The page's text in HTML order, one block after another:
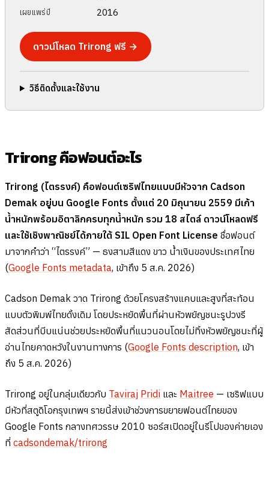
เผยแพร่ปี 2016
ดาวน์โหลด Trirong ฟรี →
วิธีติดตั้งและใช้งาน
Trirong คือฟอนต์อะไร
Trirong (ไตรรงค์) คือฟอนต์เซริฟไทยแบบมีหัวจาก Cadson
Demak อยู่บน Google Fonts ตั้งแต่ 20 มิถุนายน 2559 มีเก้า
น้ำหนักพร้อมอิตาลิกครบทุกน้ำหนัก รวม 18 สไตล์ ดาวน์โหลดฟรี
และใช้เชิงพาณิชย์ได้ภายใต้ SIL Open Font License ชื่อฟอนต์
มาจากคำว่า “ไตรรงค์” — ธงสามสีแดง ขาว น้ำเงินของประเทศไทย
(Google Fonts metadata, เข้าถึง 5 ส.ค. 2026)
Cadson Demak วาด Trirong ด้วยโครงสร้างแคบและสูงที่สะท้อน
แบบตัวพิมพ์ไทยดั้งเดิม โดยประหยัดพื้นที่ผ่านหัวพยัญชนะรูปวงรี
สัดส่วนที่บีบแน่นช่วยประหยัดพื้นที่แนวนอนโดยไม่ทิ้งหัวพยัญชนะที่ผู้
อ่านไทยคาดหวังในงานทางการ (Google Fonts description, เข้า
ถึง 5 ส.ค. 2026)
Trirong อยู่ในกลุ่มเดียวกับ Taviraj Pridi และ Maitree — เซริฟแบบ
มีหัวที่สตูดิโอกรุงเทพฯ รายนี้ส่งเข้าช่วงการขยายฟอนต์ไทยของ
Google Fonts กลางทศวรรษ 2010 ซอร์สเปิดอยู่ในรีโปของค่ายเอง
ที่ cadsondemak/trirong